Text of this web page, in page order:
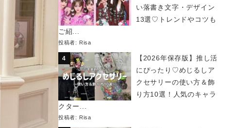
い落書き文字・デザイン
13選♡トレンドやコツも
ご紹...
投稿者: Risa
【2026年保存版】推し活
にぴったり♡めじるしア
クセサリーの使い方＆飾
り方10選！人気のキャラ
クター...
投稿者: Risa